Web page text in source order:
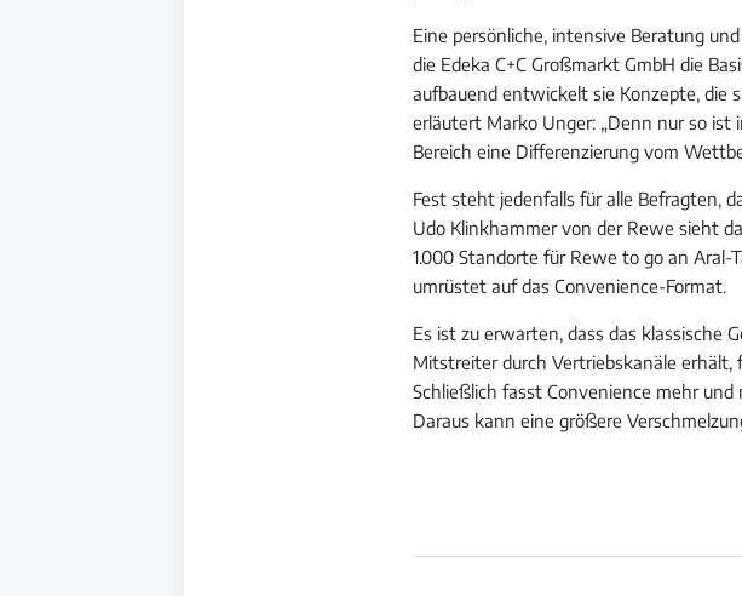
Eine persönliche, intensive Beratung
die Edeka C+C Großmarkt GmbH die
aufbauend entwickelt sie Konzepte, die
erläutert Marko Unger: „Denn nur so
Bereich eine Differenzierung vom
Fest steht jedenfalls für alle Befragten,
Udo Klinkhammer von der Rewe sieht
1.000 Standorte für Rewe to go an
umrüstet auf das Convenience-Format.
Es ist zu erwarten, dass das klassische
Mitstreiter durch Vertriebskanäle erhält,
Schließlich fasst Convenience mehr
Daraus kann eine größere